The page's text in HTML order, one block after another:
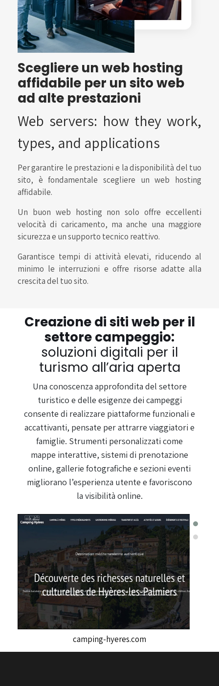
Scegliere un web hosting
affidabile per un sito web
ad alte prestazioni
Web servers: how they work,
types, and applications
Per garantire le prestazioni e la disponibilità del tuo
sito, è fondamentale scegliere un web hosting
affidabile.
Un buon web hosting non solo offre eccellenti
velocità di caricamento, ma anche una maggiore
sicurezza e un supporto tecnico reattivo.
Garantisce tempi di attività elevati, riducendo al
minimo le interruzioni e offre risorse adatte alla
crescita del tuo sito.
Creazione di siti web per il
settore campeggio:
soluzioni digitali per il
turismo all’aria aperta
Una conoscenza approfondita del settore
turistico e delle esigenze dei campeggi
consente di realizzare piattaforme funzionali e
accattivanti, pensate per attrarre viaggiatori e
famiglie. Strumenti personalizzati come
mappe interattive, sistemi di prenotazione
online, gallerie fotografiche e sezioni eventi
migliorano l’esperienza utente e favoriscono
la visibilità online.
camping-hyeres.com